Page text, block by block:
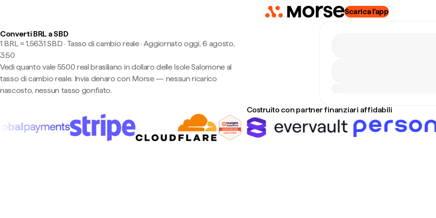
Scarica l'app
Converti BRL a SBD
1 BRL ≈ 1,5631 SBD · Tasso di cambio reale· Aggiornato oggi, 6 agosto,
3:50
Vedi quanto vale 5500 real brasiliano in dollaro delle Isole Salomone al
tasso di cambio reale. Invia denaro con Morse — nessun ricarico
nascosto, nessun tasso gonfiato.
Costruito con partner finanziari affidabili